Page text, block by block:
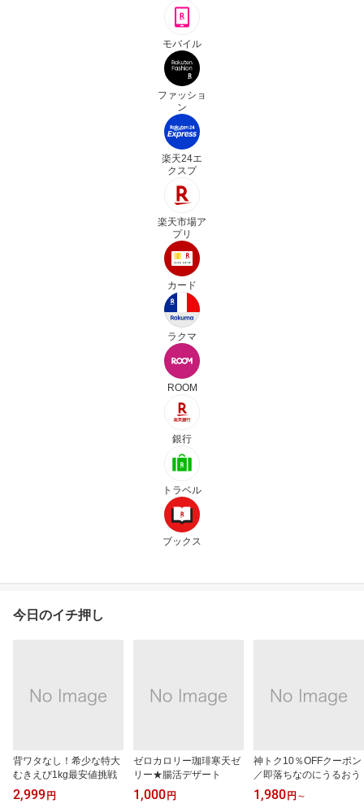
モバイル
ファッショ
ン
楽天24エ
クスプ
楽天市場ア
プリ
カード
ラクマ
ROOM
銀行
トラベル
ブックス
今日のイチ押し
背ワタなし！希少な特大
むきえび1kg最安値挑戦
2,999 円
ゼロカロリー珈琲寒天ゼ
リー★腸活デザート
1,000 円
神トク10％OFFクーポン
／即落ちなのにうるおう
1,980 円 ～